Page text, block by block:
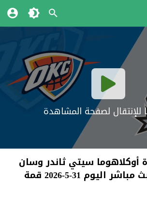
للإنتقال لصفحة المشاهدة
أوكلاهوما سيتي ثاندر وسان
أنتونيو سبيرز بث مباشر اليوم 31-5-2026 قمة